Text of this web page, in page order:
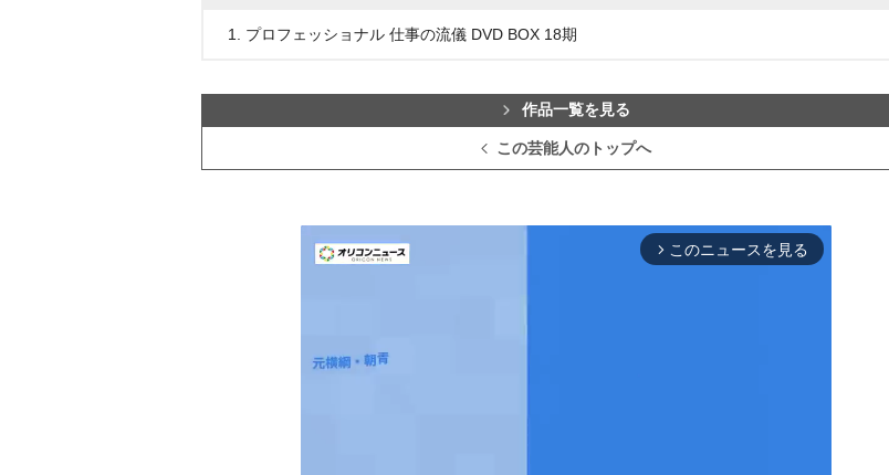
1. プロフェッショナル 仕事の流儀 DVD BOX 18期
作品一覧を見る
この芸能人のトップへ
arrow_forward_ios このニュースを見る